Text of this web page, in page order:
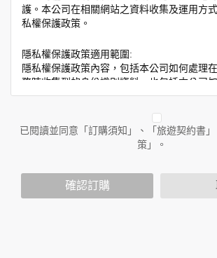
護。本公司在相關網站之資料收集及運用方
私權保護政策。
隱私權保護政策適用範圍:
隱私權保護政策內容，包括本公司如何處理
務時收集到的身份識別資料，也包括本公司
作與本公司合作時分享的任何身份識別資料
人員。例如您透過本公司旗下網站上的廣告
放連結的廠商也可能蒐集您個人的資料。對
人資訊，這些廣告廠商或連結網站有其個別
您個人在本網站上的聊天室或討論區中任意
已閱讀並同意「訂購須知」、「旅遊契約書
策」。
確認訂購